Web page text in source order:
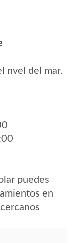
nvel del mar.
puedes
en